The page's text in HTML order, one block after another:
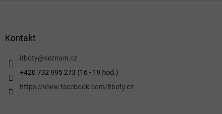
Kontakt
itboty@seznam.cz
+420 732 995 273 (16 - 19 hod.)
https://www.facebook.com/itboty.cz